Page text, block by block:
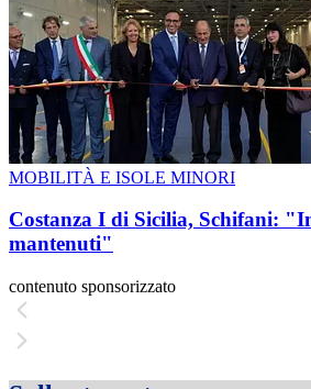
MOBILITÀ E ISOLE MINORI
Costanza I di Sicilia, Schifani:
mantenuti"
contenuto sponsorizzato